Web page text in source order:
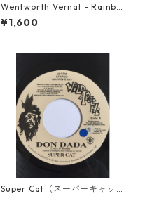
Wentworth Vernal - Rainbo
w【7-21940】
¥1,600
Super Cat（スーパーキャッ
ト） - Don Dada【7inch】